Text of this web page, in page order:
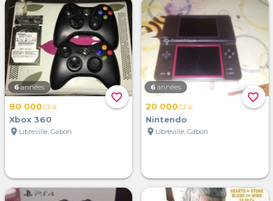
favorite_border
6 années
80 000CFA
Xbox 360
location_on Libreville, Gabon
favorite_border
6 années
20 000CFA
Nintendo
location_on Libreville, Gabon